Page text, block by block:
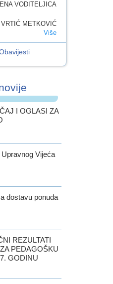
VODITELJICA
METKOVIĆ
Više
I OGLASI ZA
Vijeća
dostavu ponuda
REZULTATI
PEDAGOŠKU
GODINU